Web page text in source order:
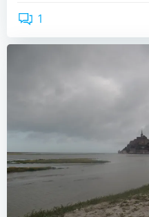
1